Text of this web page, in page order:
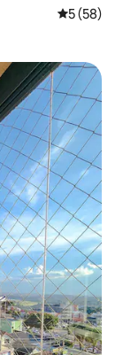
Note
5 (58)